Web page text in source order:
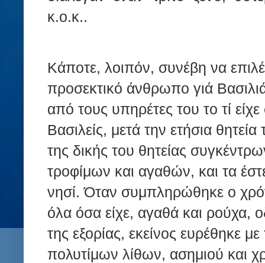
κ.ο.κ..
Κάποτε, λοιπόν, συνέβη να
προσεκτικό άνθρωπο γιά
από τους υπηρέτες του το τί
Βασιλείς, μετά την ετήσια
της δικής του θητείας
τροφίμων και αγαθών, και τα
νησί. Όταν συμπληρώθηκε ο
όλα όσα είχε, αγαθά και ρούχα,
της εξορίας, εκείνος ευρέθηκε
πολυτίμων λίθων, ασημιού και